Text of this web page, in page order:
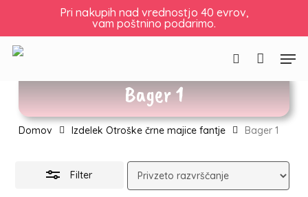
content
Pri nakupih nad vrednostjo 40 evrov,
vam poštnino podarimo.
Košarica Zapri
košarico
Bager 1
Domov Izdelek Otroške črne majice fantje Bager 1
Filter